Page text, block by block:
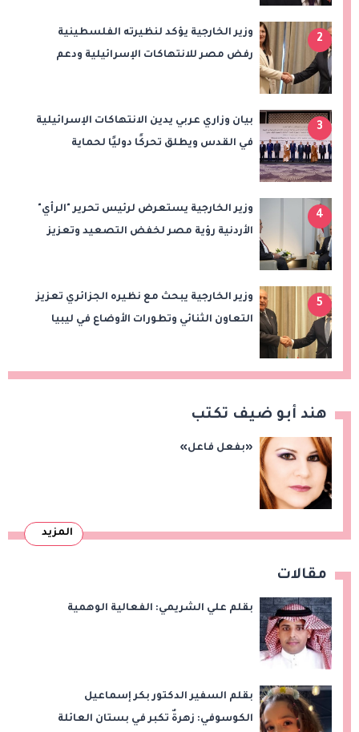
2
وزير الخارجية يؤكد لنظيرته الفلسطينية
رفض مصر للانتهاكات الإسرائيلية ودعم
3
بيان وزاري عربي يدين الانتهاكات الإسرائيلية
في القدس ويطلق تحركًا دوليًا لحماية
4
وزير الخارجية يستعرض لرئيس تحرير "الرأي"
الأردنية رؤية مصر لخفض التصعيد وتعزيز
5
وزير الخارجية يبحث مع نظيره الجزائري تعزيز
التعاون الثنائي وتطورات الأوضاع في ليبيا
هند أبو ضيف تكتب
«بفعل فاعل»
المزيد
مقالات
بقلم علي الشريمي: الفعالية الوهمية
بقلم السفير الدكتور بكر إسماعيل
الكوسوفي: زهرةٌ تكبر في بستان العائلة